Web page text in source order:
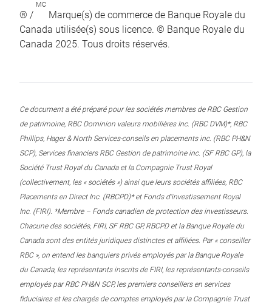
® /
MC
Marque(s) de commerce de Banque Royale du
Canada utilisée(s) sous licence. © Banque Royale du
Canada 2025. Tous droits réservés.
Ce document a été préparé pour les sociétés membres de RBC Gestion
de patrimoine, RBC Dominion valeurs mobilières Inc. (RBC DVM)*, RBC
Phillips, Hager & North Services-conseils en placements inc. (RBC PH&N
SCP), Services financiers RBC Gestion de patrimoine inc. (SF RBC GP), la
Société Trust Royal du Canada et la Compagnie Trust Royal
(collectivement, les « sociétés ») ainsi que leurs sociétés affiliées, RBC
Placements en Direct Inc. (RBCPD)* et Fonds d’investissement Royal
Inc. (FIRI). *Membre – Fonds canadien de protection des investisseurs.
Chacune des sociétés, FIRI, SF RBC GP, RBCPD et la Banque Royale du
Canada sont des entités juridiques distinctes et affiliées. Par « conseiller
RBC », on entend les banquiers privés employés par la Banque Royale
du Canada, les représentants inscrits de FIRI, les représentants-conseils
employés par RBC PH&N SCP, les premiers conseillers en services
fiduciaires et les chargés de comptes employés par la Compagnie Trust